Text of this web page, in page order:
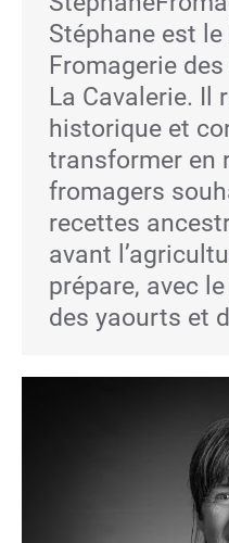
Stéphane est
Fromagerie
La Cavalerie. Il
historique et
transformer en
fromagers
recettes
avant
prépare, avec
des yaourts et